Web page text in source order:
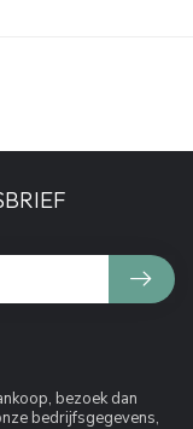
bezoek dan
bedrijfsgegevens,